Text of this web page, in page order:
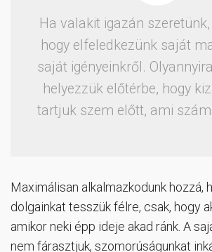
Ha valakit igazán
hogy elfeledkezünk saját
saját igényeinkről.
helyezzük előtérbe, hogy
tartjuk szem előtt, ami
Maximálisan alkalmazkodunk hozzá,
dolgainkat tesszük félre, csak, hogy
amikor neki épp ideje akad ránk. A
nem fárasztjuk, szomorúságunkat